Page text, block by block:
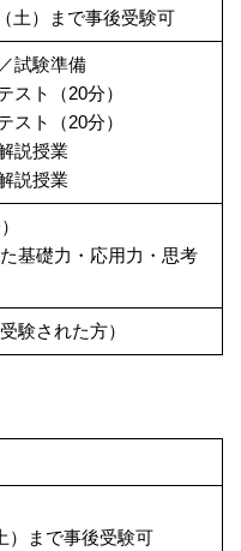
土）まで事後受験可
試験準備
ト（20分）
ト（20分）
説授業
説授業
基礎力・応用力・思考
験された方）
）まで事後受験可